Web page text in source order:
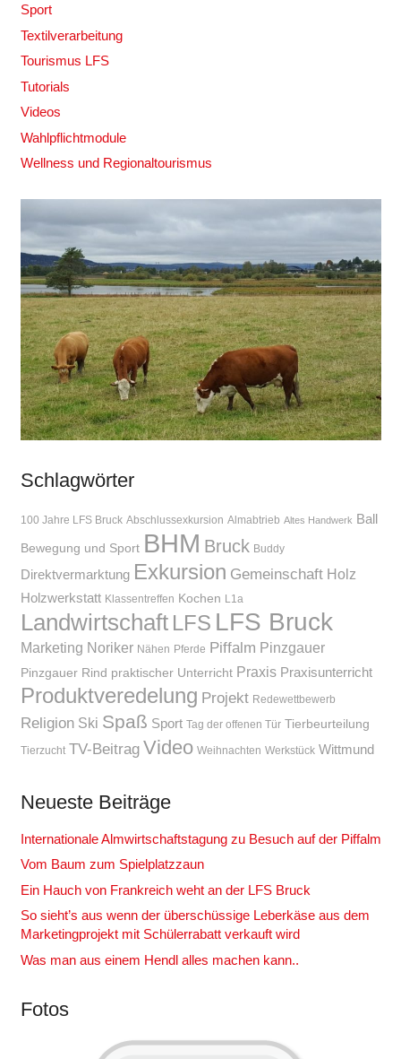
Sport
Textilverarbeitung
Tourismus LFS
Tutorials
Videos
Wahlpflichtmodule
Wellness und Regionaltourismus
Schlagwörter
100 Jahre LFS Bruck Abschlussexkursion Almabtrieb Altes Handwerk Ball
Bewegung und Sport BHM Bruck Buddy
Direktvermarktung Exkursion Gemeinschaft Holz
Holzwerkstatt Klassentreffen Kochen L1a
Landwirtschaft LFS LFS Bruck
Marketing Noriker Nähen Pferde Piffalm Pinzgauer
Pinzgauer Rind praktischer Unterricht Praxis Praxisunterricht
Produktveredelung Projekt Redewettbewerb
Religion Ski Spaß Sport Tag der offenen Tür Tierbeurteilung
Tierzucht TV-Beitrag Video Weihnachten Werkstück Wittmund
Neueste Beiträge
Internationale Almwirtschaftstagung zu Besuch auf der Piffalm
Vom Baum zum Spielplatzzaun
Ein Hauch von Frankreich weht an der LFS Bruck
So sieht’s aus wenn der überschüssige Leberkäse aus dem
Marketingprojekt mit Schülerrabatt verkauft wird
Was man aus einem Hendl alles machen kann..
Fotos